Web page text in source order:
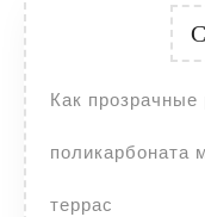
Как прозрачные
поликарбоната
террас